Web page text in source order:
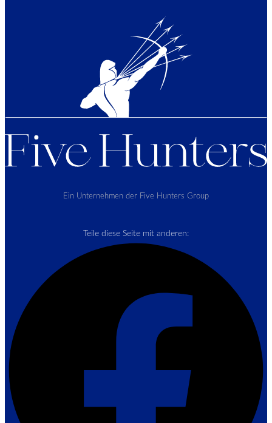
Ein Unternehmen der Five Hunters Group
Teile diese Seite mit anderen: